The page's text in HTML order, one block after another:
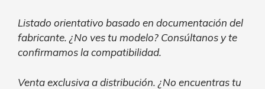
Listado orientativo basado en documentación del
fabricante. ¿No ves tu modelo? Consúltanos y te
confirmamos la compatibilidad.
Venta exclusiva a distribución. ¿No encuentras tu